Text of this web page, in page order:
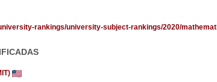
rankings/university-subject-rankings/2020/